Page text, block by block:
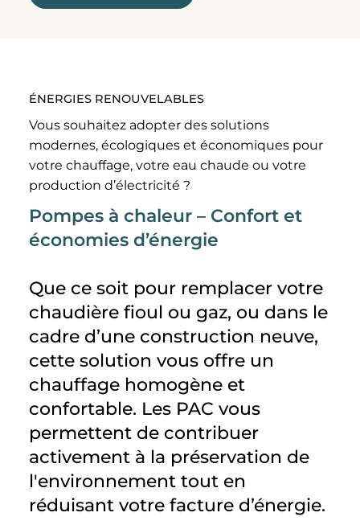
ÉNERGIES RENOUVELABLES
Vous souhaitez adopter des solutions
modernes, écologiques et économiques pour
votre chauffage, votre eau chaude ou votre
production d’électricité ?
Pompes à chaleur – Confort et
économies d’énergie
Que ce soit pour remplacer votre
chaudière fioul ou gaz, ou dans le
cadre d’une construction neuve,
cette solution vous offre un
chauffage homogène et
confortable. Les PAC vous
permettent de contribuer
activement à la préservation de
l'environnement tout en
réduisant votre facture d’énergie.